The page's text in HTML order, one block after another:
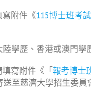
附件《115博士班考
學歷、香港或澳門
填寫附件《「報考博士
送至慈濟大學招生委員